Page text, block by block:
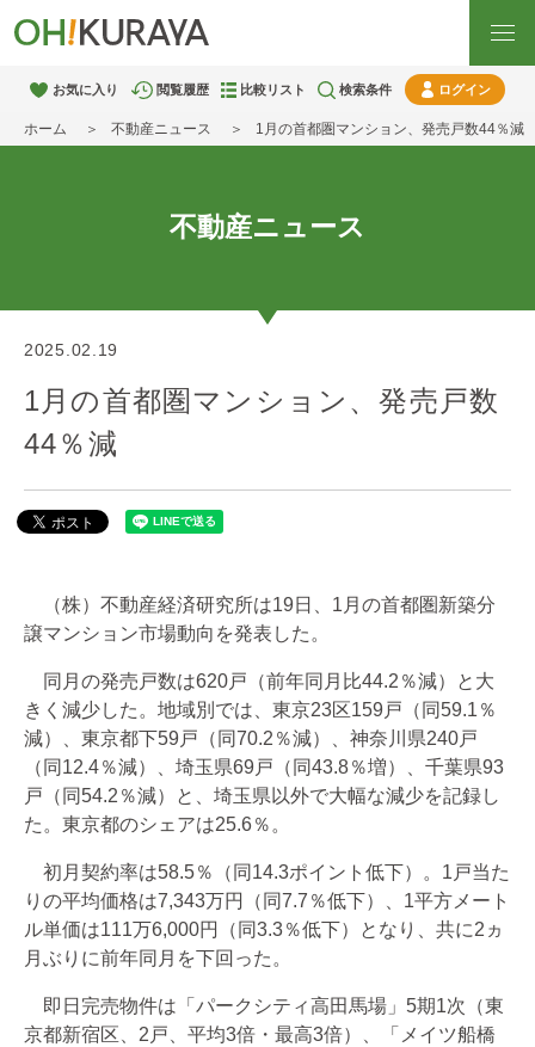
お気に入り 閲覧履歴 比較リスト 検索条件 ログイン
ホーム 不動産ニュース 1月の首都圏マンション、発売戸数44％減
不動産ニュース
2025.02.19
1月の首都圏マンション、発売戸数
44％減
（株）不動産経済研究所は19日、1月の首都圏新築分
譲マンション市場動向を発表した。
同月の発売戸数は620戸（前年同月比44.2％減）と大
きく減少した。地域別では、東京23区159戸（同59.1％
減）、東京都下59戸（同70.2％減）、神奈川県240戸
（同12.4％減）、埼玉県69戸（同43.8％増）、千葉県93
戸（同54.2％減）と、埼玉県以外で大幅な減少を記録し
た。東京都のシェアは25.6％。
初月契約率は58.5％（同14.3ポイント低下）。1戸当た
りの平均価格は7,343万円（同7.7％低下）、1平方メート
ル単価は111万6,000円（同3.3％低下）となり、共に2ヵ
月ぶりに前年同月を下回った。
即日完売物件は「パークシティ高田馬場」5期1次（東
京都新宿区、2戸、平均3倍・最高3倍）、「メイツ船橋